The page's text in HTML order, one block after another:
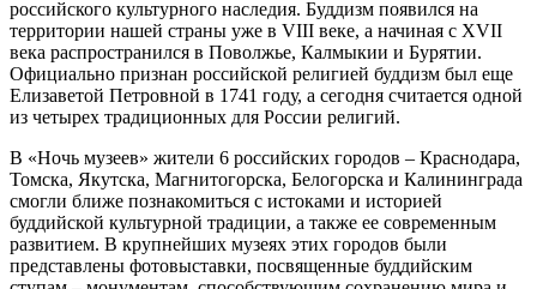
российского культурного наследия. Буддизм появился на
территории нашей страны уже в VIII веке, а начиная с XVII
века распространился в Поволжье, Калмыкии и Бурятии.
Официально признан российской религией буддизм был еще
Елизаветой Петровной в 1741 году, а сегодня считается одной
из четырех традиционных для России религий.
В «Ночь музеев» жители 6 российских городов – Краснодара,
Томска, Якутска, Магнитогорска, Белогорска и Калининграда
смогли ближе познакомиться с истоками и историей
буддийской культурной традиции, а также ее современным
развитием. В крупнейших музеях этих городов были
представлены фотовыставки, посвященные буддийским